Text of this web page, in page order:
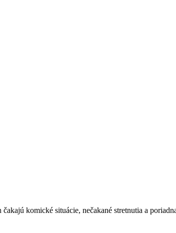
komické situácie, nečakané stretnutia a